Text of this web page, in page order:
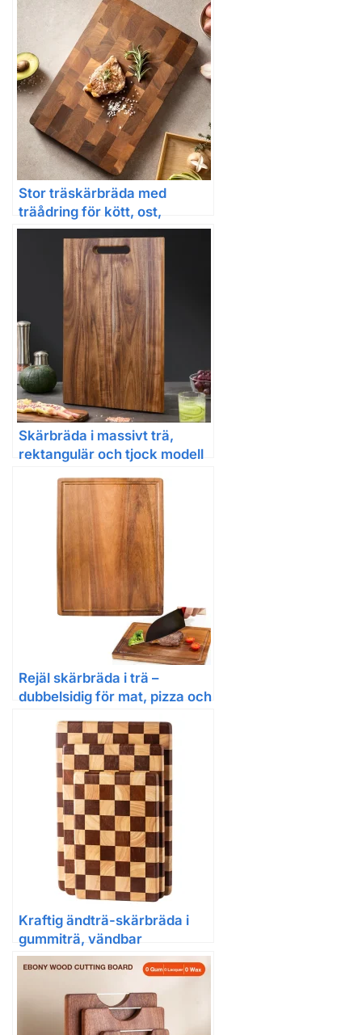
Stor träskärbräda med
träådring för kött, ost,
grönsaker och bröd
Skärbräda i massivt trä,
rektangulär och tjock modell
Rejäl skärbräda i trä –
dubbelsidig för mat, pizza och
Kraftig ändträ-skärbräda i
gummiträ, vändbar
serveringsbräda